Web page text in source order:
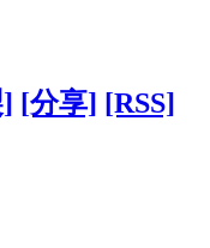
[分享] [RSS]